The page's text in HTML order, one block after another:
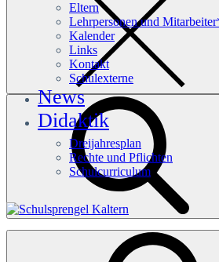
Eltern
Lehrpersonen und
Kalender
Links
Kontakt
Schulexterne
News
Didaktik
Dreijahresplan
Rechte und Pflichten
Schulcurriculum
Häufige Suchanfragen